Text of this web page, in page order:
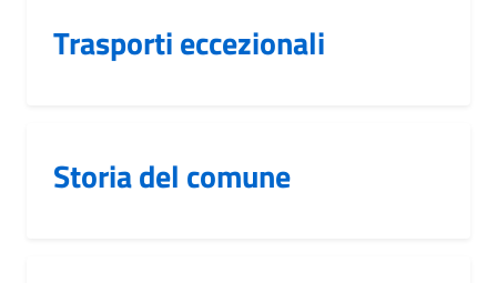
Trasporti eccezionali
Storia del comune